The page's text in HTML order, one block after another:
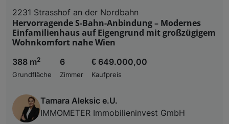
2231 Strasshof an der Nordbahn
Hervorragende S-Bahn-Anbindung – Modernes
Einfamilienhaus auf Eigengrund mit großzügigem
Wohnkomfort nahe Wien
388 m2
Grundfläche
6
Zimmer
€ 649.000,00
Kaufpreis
Tamara Aleksic e.U.
IMMOMETER Immobilieninvest GmbH